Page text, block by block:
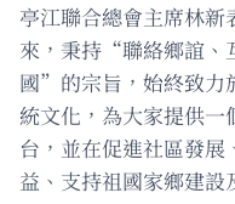
亭江聯合總會主席林新
來，秉持“聯絡鄉誼、
國”的宗旨，始終致力
統文化，為大家提供
台，並在促進社區發
益、支持祖國家鄉建